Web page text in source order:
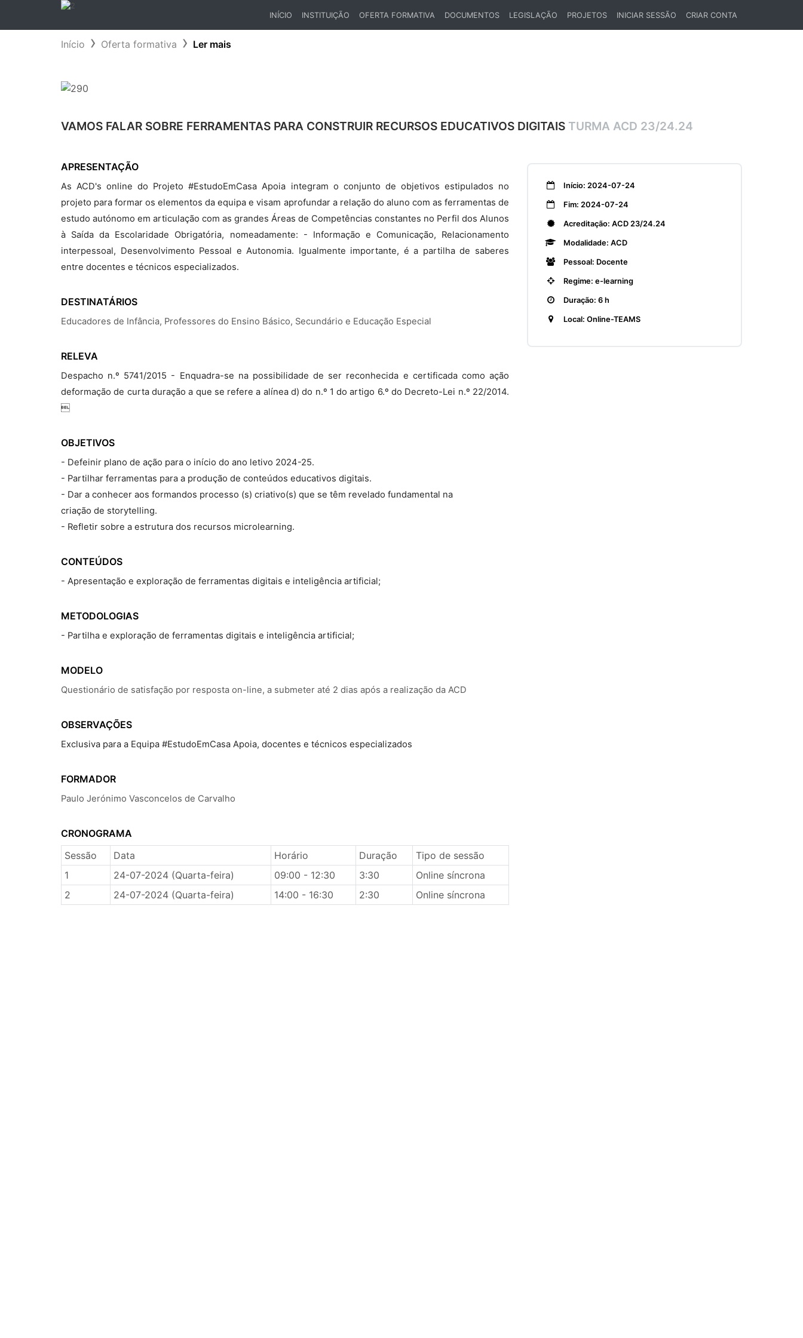
INÍCIO
INSTITUIÇÃO OFERTA FORMATIVA DOCUMENTOS LEGISLAÇÃO PROJETOS INICIAR SESSÃO CRIAR CONTA
Início Oferta formativa Ler mais
VAMOS FALAR SOBRE FERRAMENTAS PARA CONSTRUIR RECURSOS EDUCATIVOS DIGITAIS TURMA ACD 23/24.24
APRESENTAÇÃO
As ACD's online do Projeto #EstudoEmCasa Apoia integram o conjunto de objetivos estipulados no
projeto para formar os elementos da equipa e visam aprofundar a relação do aluno com as ferramentas de
estudo autónomo em articulação com as grandes Áreas de Competências constantes no Perfil dos Alunos
à Saída da Escolaridade Obrigatória, nomeadamente: - Informação e Comunicação, Relacionamento
interpessoal, Desenvolvimento Pessoal e Autonomia. Igualmente importante, é a partilha de saberes
entre docentes e técnicos especializados.
DESTINATÁRIOS
Educadores de Infância, Professores do Ensino Básico, Secundário e Educação Especial
RELEVA
Despacho n.º 5741/2015 - Enquadra-se na possibilidade de ser reconhecida e certificada como ação
deformação de curta duração a que se refere a alínea d) do n.º 1 do artigo 6.º do Decreto-Lei n.º 22/2014.

OBJETIVOS
- Defeinir plano de ação para o início do ano letivo 2024-25.
- Partilhar ferramentas para a produção de conteúdos educativos digitais.
- Dar a conhecer aos formandos processo (s) criativo(s) que se têm revelado fundamental na
criação de storytelling.
- Refletir sobre a estrutura dos recursos microlearning.
CONTEÚDOS
- Apresentação e exploração de ferramentas digitais e inteligência artificial;
METODOLOGIAS
- Partilha e exploração de ferramentas digitais e inteligência artificial;
MODELO
Questionário de satisfação por resposta on-line, a submeter até 2 dias após a realização da ACD
OBSERVAÇÕES
Exclusiva para a Equipa #EstudoEmCasa Apoia, docentes e técnicos especializados
FORMADOR
Paulo Jerónimo Vasconcelos de Carvalho
CRONOGRAMA
Sessão
Data Horário Duração
Tipo de sessão
1
24-07-2024 (Quarta-feira) 09:00 - 12:30 3:30
Online síncrona
2
24-07-2024 (Quarta-feira) 14:00 - 16:30 2:30 Online síncrona
Início: 2024-07-24
Fim: 2024-07-24
Acreditação: ACD 23/24.24
Modalidade: ACD
Pessoal: Docente
Regime: e-learning
Duração: 6 h
Local: Online-TEAMS